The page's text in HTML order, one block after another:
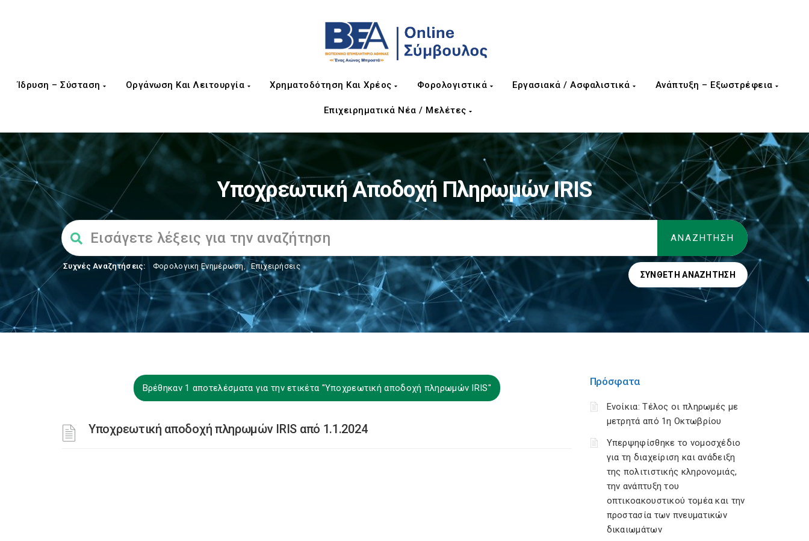
Ίδρυση – Σύσταση Οργάνωση Και Λειτουργία Χρηματοδότηση Και Χρέος Φορολογιστικά Εργασιακά / Ασφαλιστικά Ανάπτυξη – Εξωστρέφεια
Επιχειρηματικά Νέα / Μελέτες
Υποχρεωτική Αποδοχή Πληρωμών IRIS
Συχνές Αναζητήσεις: Φορολογικη Ενημέρωση, Επιχειρήσεις
ΣΎΝΘΕΤΗ ΑΝΑΖΉΤΗΣΗ
Βρέθηκαν 1 αποτελέσματα για την ετικέτα "Υποχρεωτική αποδοχή πληρωμών IRIS"
Υποχρεωτική αποδοχή πληρωμών IRIS από 1.1.2024
Πρόσφατα
Ενοίκια: Τέλος οι πληρωμές με
μετρητά από 1η Οκτωβρίου
Υπερψηφίσθηκε το νομοσχέδιο
για τη διαχείριση και ανάδειξη
της πολιτιστικής κληρονομιάς,
την ανάπτυξη του
οπτικοακουστικού τομέα και την
προστασία των πνευματικών
δικαιωμάτων